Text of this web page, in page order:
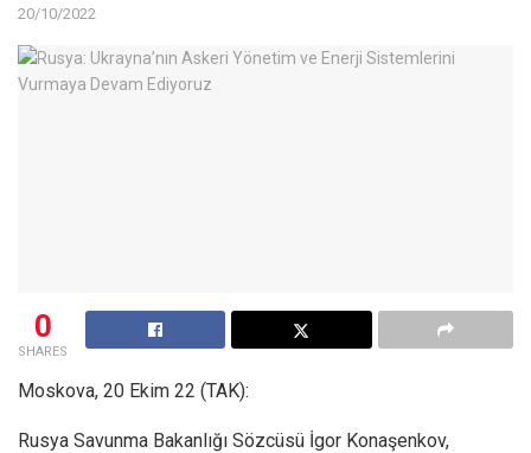
20/10/2022
0
SHARES
Moskova, 20 Ekim 22 (TAK):
Rusya Savunma Bakanlığı Sözcüsü İgor Konaşenkov,